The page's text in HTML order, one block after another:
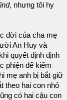
, nhưng tôi hy
đời của cha mẹ
An Huy và
quyết định định
phiện để kiếm
mẹ anh bị bắt giữ
theo hai con nhỏ
có hai cậu con